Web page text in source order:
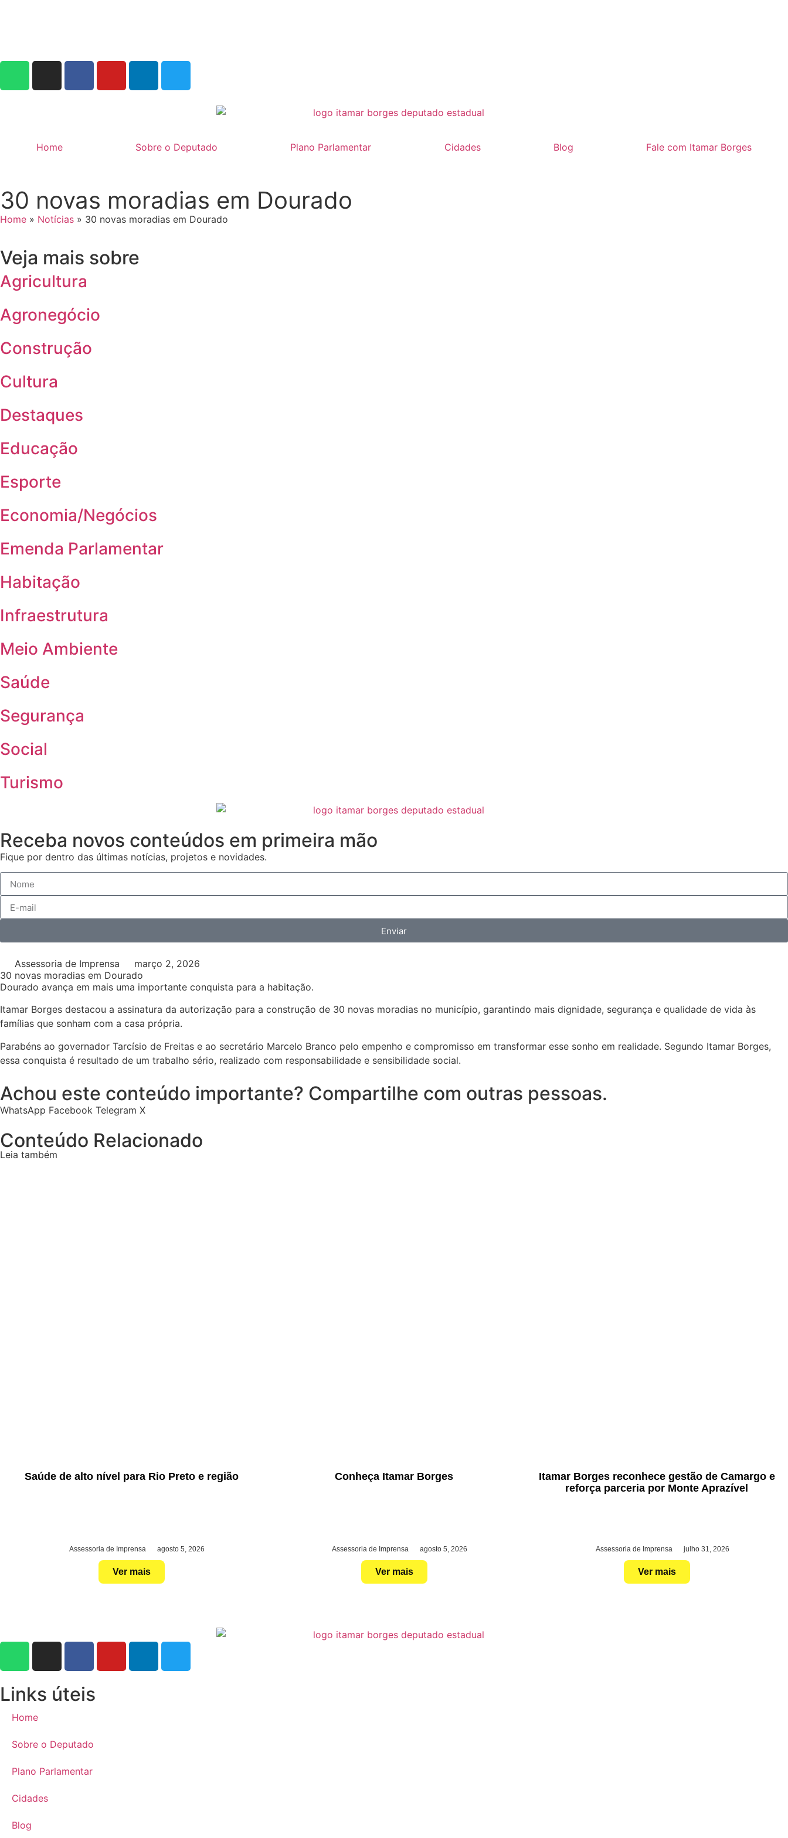
Home Sobre o Deputado Plano Parlamentar Cidades Blog Fale com Itamar Borges
30 novas moradias em Dourado
Home » Notícias » 30 novas moradias em Dourado
Veja mais sobre
Agricultura
Agronegócio
Construção
Cultura
Destaques
Educação
Esporte
Economia/Negócios
Emenda Parlamentar
Habitação
Infraestrutura
Meio Ambiente
Saúde
Segurança
Social
Turismo
Receba novos conteúdos em primeira mão
Fique por dentro das últimas notícias, projetos e novidades.
Enviar
Assessoria de Imprensa
março 2, 2026
30 novas moradias em Dourado
Dourado avança em mais uma importante conquista para a habitação.
Itamar Borges destacou a assinatura da autorização para a construção de 30 novas moradias no município, garantindo mais dignidade, segurança e qualidade de vida às
famílias que sonham com a casa própria.
Parabéns ao governador Tarcísio de Freitas e ao secretário Marcelo Branco pelo empenho e compromisso em transformar esse sonho em realidade. Segundo Itamar Borges,
essa conquista é resultado de um trabalho sério, realizado com responsabilidade e sensibilidade social.
Achou este conteúdo importante? Compartilhe com outras pessoas.
WhatsApp Facebook Telegram X
Conteúdo Relacionado
Leia também
Saúde de alto nível para Rio Preto e região
Assessoria de Imprensa agosto 5, 2026
Ver mais
Conheça Itamar Borges
Assessoria de Imprensa agosto 5, 2026
Ver mais
Itamar Borges reconhece gestão de Camargo e
reforça parceria por Monte Aprazível
Assessoria de Imprensa julho 31, 2026
Ver mais
Links úteis
Home
Sobre o Deputado
Plano Parlamentar
Cidades
Blog